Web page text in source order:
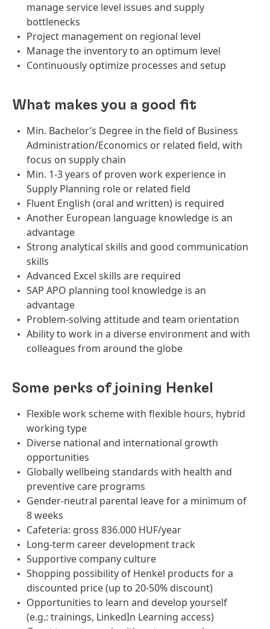
manage service level issues and supply
bottlenecks
Project management on regional level
Manage the inventory to an optimum level
Continuously optimize processes and setup
What makes you a good fit
Min. Bachelor’s Degree in the field of Business
Administration/Economics or related field, with
focus on supply chain
Min. 1-3 years of proven work experience in
Supply Planning role or related field
Fluent English (oral and written) is required
Another European language knowledge is an
advantage
Strong analytical skills and good communication
skills
Advanced Excel skills are required
SAP APO planning tool knowledge is an
advantage
Problem-solving attitude and team orientation
Ability to work in a diverse environment and with
colleagues from around the globe
Some perks of joining Henkel
Flexible work scheme with flexible hours, hybrid
working type
Diverse national and international growth
opportunities
Globally wellbeing standards with health and
preventive care programs
Gender-neutral parental leave for a minimum of
8 weeks
Cafeteria: gross 836.000 HUF/year
Long-term career development track
Supportive company culture
Shopping possibility of Henkel products for a
discounted price (up to 20-50% discount)
Opportunities to learn and develop yourself
(e.g.: trainings, LinkedIn Learning access)